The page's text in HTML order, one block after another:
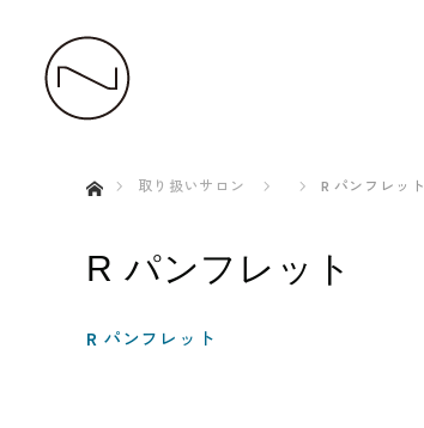
取り扱いサロン
R パンフレット
R パンフレット
R パンフレット